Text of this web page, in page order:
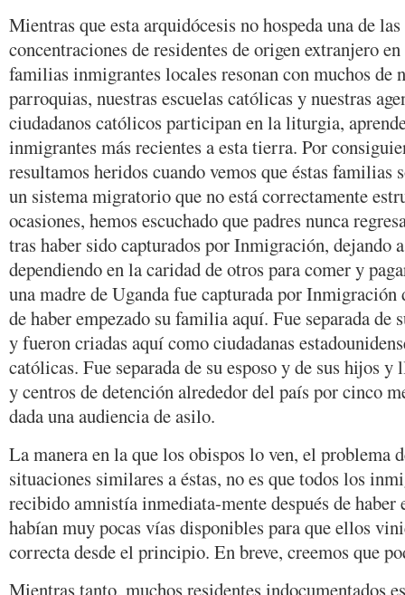
Mientras que esta arquidócesis no hospeda una de
concentraciones de residentes de origen extranjero
familias inmigrantes locales resonan con muchos de
parroquias, nuestras escuelas católicas y nuestras
ciudadanos católicos participan en la liturgia,
inmigrantes más recientes a esta tierra. Por
resultamos heridos cuando vemos que éstas familias
un sistema migratorio que no está correctamente
ocasiones, hemos escuchado que padres nunca
tras haber sido capturados por Inmigración, dejando
dependiendo en la caridad de otros para comer y
una madre de Uganda fue capturada por Inmigración
de haber empezado su familia aquí. Fue separada de
y fueron criadas aquí como ciudadanas
católicas. Fue separada de su esposo y de sus hijos y
y centros de detención alrededor del país por cinco
dada una audiencia de asilo.
La manera en la que los obispos lo ven, el problema
situaciones similares a éstas, no es que todos los
recibido amnistía inmediata-mente después de haber
habían muy pocas vías disponibles para que ellos
correcta desde el principio. En breve, creemos que
Mientras tanto, muchos residentes indocumentados